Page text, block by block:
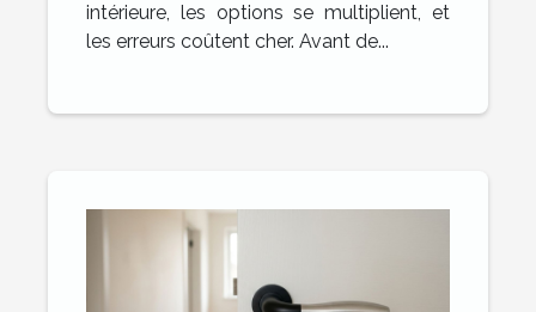
intérieure, les options se multiplient, et
les erreurs coûtent cher. Avant de...